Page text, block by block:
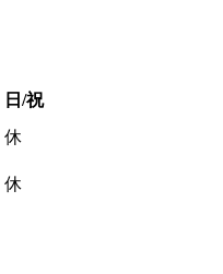
日/祝
休
休